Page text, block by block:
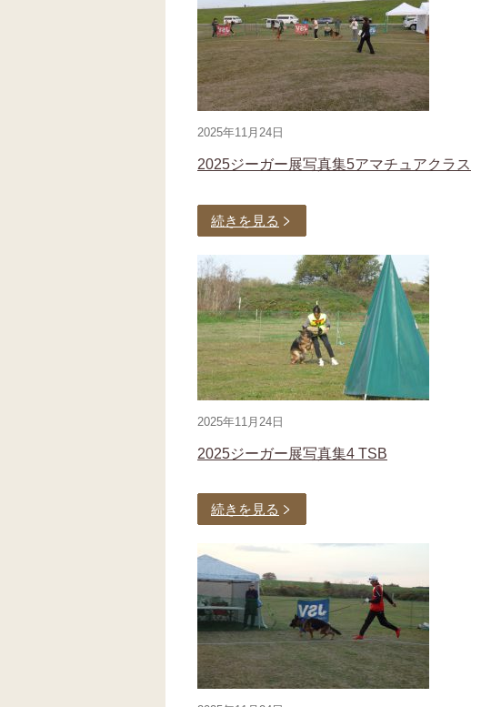
2025年11月24日
2025ジーガー展写真集5アマチュアクラス
続きを見る
2025年11月24日
2025ジーガー展写真集4 TSB
続きを見る